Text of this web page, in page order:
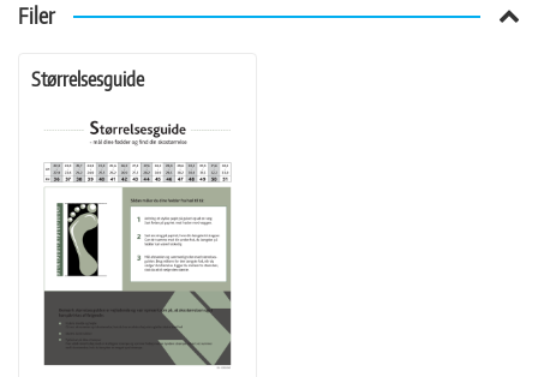
Filer
Størrelsesguide